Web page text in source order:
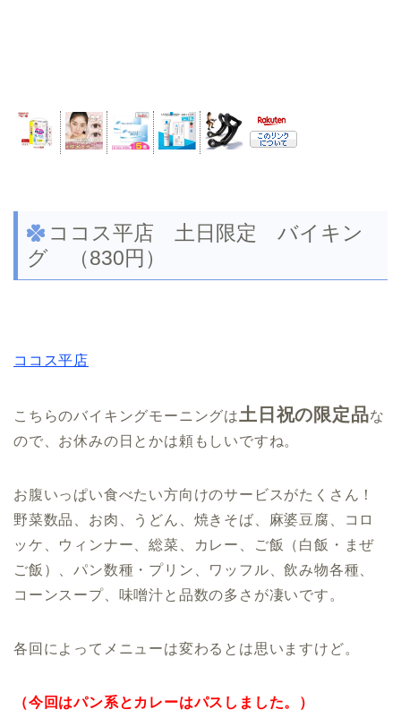
ココス平店 土日限定 バイキン
グ （830円）
ココス平店
こちらのバイキングモーニングは土日祝の限定品な
ので、お休みの日とかは頼もしいですね。
お腹いっぱい食べたい方向けのサービスがたくさん！
野菜数品、お肉、うどん、焼きそば、麻婆豆腐、コロ
ッケ、ウィンナー、総菜、カレー、ご飯（白飯・まぜ
ご飯）、パン数種・プリン、ワッフル、飲み物各種、
コーンスープ、味噌汁と品数の多さが凄いです。
各回によってメニューは変わるとは思いますけど。
（今回はパン系とカレーはパスしました。）